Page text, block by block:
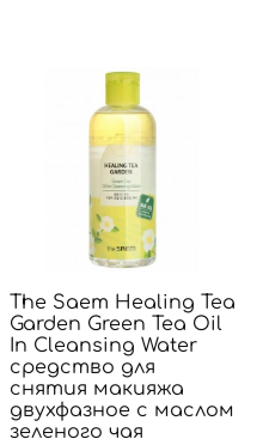
The Saem Healing Tea
Garden Green Tea Oil
In Cleansing Water
средство для
снятия макияжа
двухфазное с маслом
зеленого чая